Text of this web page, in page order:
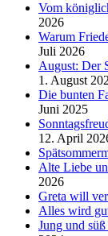
Vom
2026
Warum
Juli 2026
August: Der
1. August
Die bunten
Juni 2025
12. April
Alte Liebe
2026
Greta will
Alles wird
Jung und